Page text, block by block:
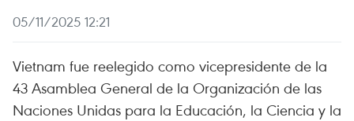
05/11/2025 12:21
Vietnam fue reelegido como vicepresidente de la
43 Asamblea General de la Organización de las
Naciones Unidas para la Educación, la Ciencia y la